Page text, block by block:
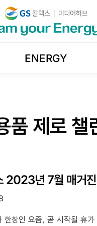
ENERGY
품 제로 챌
2023년 7월 매거진
한창인 요즘, 곧 시작될 휴